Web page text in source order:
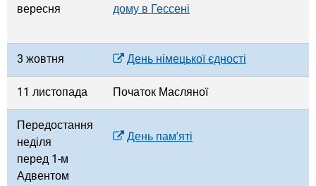
вересня дому в Гессені
3 жовтня День німецької єдності
11 листопада Початок Масляної
Передостання
неділя
перед 1-м
Адвентом
День пам'яті